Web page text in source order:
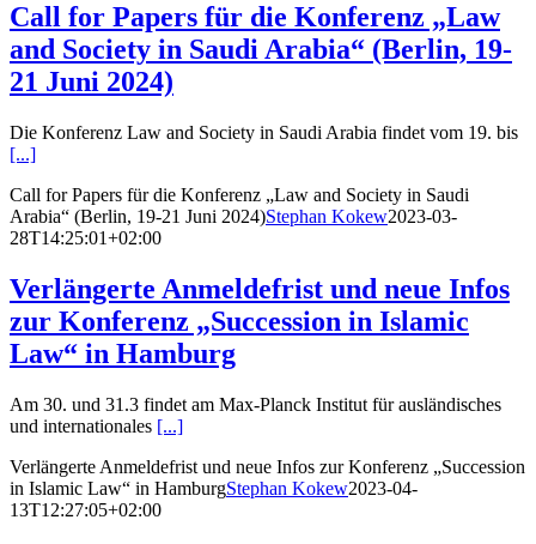
Call for Papers für die Konferenz „Law
and Society in Saudi Arabia“ (Berlin, 19-
21 Juni 2024)
Die Konferenz Law and Society in Saudi Arabia findet vom 19. bis
[...]
Call for Papers für die Konferenz „Law and Society in Saudi
Arabia“ (Berlin, 19-21 Juni 2024)Stephan Kokew2023-03-
28T14:25:01+02:00
Verlängerte Anmeldefrist und neue Infos
zur Konferenz „Succession in Islamic
Law“ in Hamburg
Am 30. und 31.3 findet am Max-Planck Institut für ausländisches
und internationales [...]
Verlängerte Anmeldefrist und neue Infos zur Konferenz „Succession
in Islamic Law“ in HamburgStephan Kokew2023-04-
13T12:27:05+02:00